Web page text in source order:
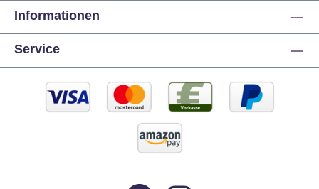
Informationen
Service